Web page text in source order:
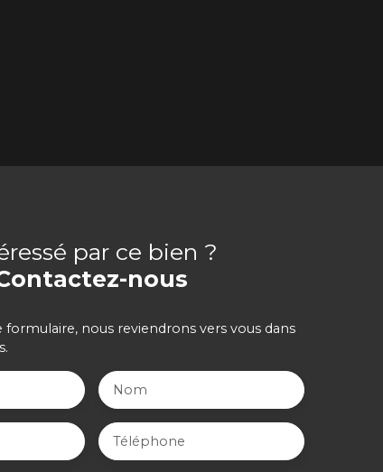
par ce bien ?
nous
nous reviendrons vers vous dans
Nom
Téléphone